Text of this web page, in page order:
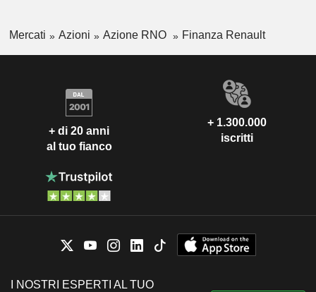
Mercati Azioni Azione RNO Finanza Renault
+ di 20 anni
al tuo fianco
+ 1.300.000
iscritti
I NOSTRI ESPERTI AL TUO